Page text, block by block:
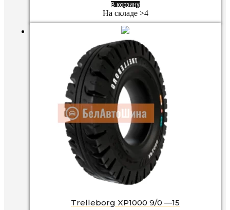
В корзину
На складе >4
Trelleborg XP1000 9/0 —15